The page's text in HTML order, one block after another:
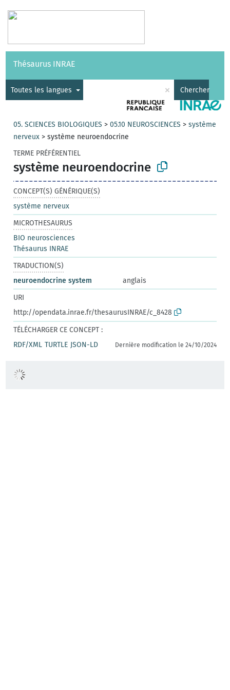
Vocabulaires API
Thésaurus INRAE
Toutes les langues × Chercher
05. SCIENCES BIOLOGIQUES >05.10 NEUROSCIENCES >système
nerveux >système neuroendocrine
TERME PRÉFÉRENTIEL
système neuroendocrine
CONCEPT(S) GÉNÉRIQUE(S)
système nerveux
MICROTHESAURUS
BIO neurosciences
Thésaurus INRAE
TRADUCTION(S)
neuroendocrine system
anglais
URI
http://opendata.inrae.fr/thesaurusINRAE/c_8428
TÉLÉCHARGER CE CONCEPT :
RDF/XML TURTLE JSON-LD Dernière modification le 24/10/2024